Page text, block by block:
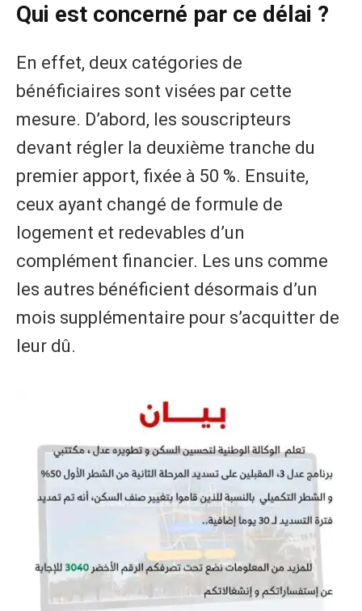
Qui est concerné par ce délai ?
En effet, deux catégories de
bénéficiaires sont visées par cette
mesure. D’abord, les souscripteurs
devant régler la deuxième tranche du
premier apport, fixée à 50 %. Ensuite,
ceux ayant changé de formule de
logement et redevables d’un
complément financier. Les uns comme
les autres bénéficient désormais d’un
mois supplémentaire pour s’acquitter de
leur dû.